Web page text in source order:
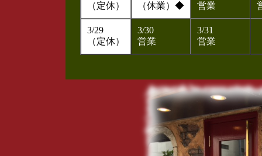
（定休）
（休業）◆
営業
3/29
（定休）
3/30
営業
3/31
営業